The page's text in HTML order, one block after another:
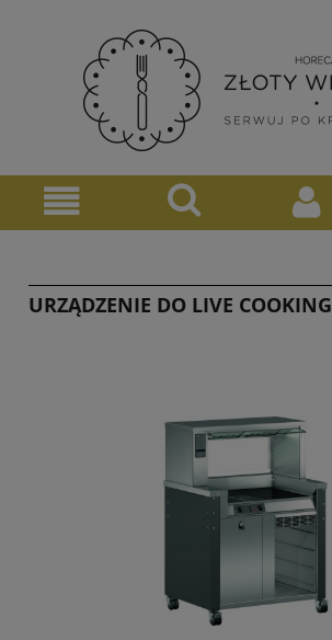
URZĄDZENIE DO LIVE COOKING